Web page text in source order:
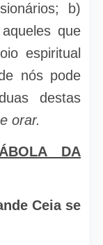
b)
que
espiritual
nós pode
destas
orar.
DA
Ceia se